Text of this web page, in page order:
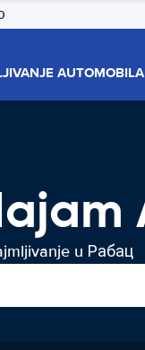
AUTOMOBILA
u Рабац